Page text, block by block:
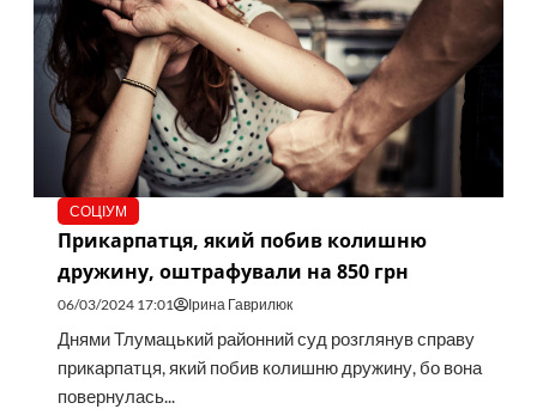
СОЦІУМ
Прикарпатця, який побив колишню
дружину, оштрафували на 850 грн
06/03/2024 17:01 Ірина Гаврилюк
Днями Тлумацький районний суд розглянув справу
прикарпатця, який побив колишню дружину, бо вона
повернулась...